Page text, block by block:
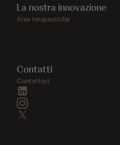
La nostra innovazione
Aree terapeutiche
Contatti
Contattaci